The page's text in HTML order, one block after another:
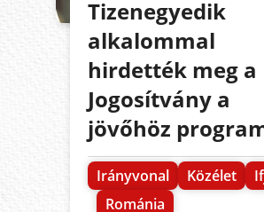
Tizenegyedik
alkalommal
hirdették meg a
Jogosítvány a
jövőhöz
Irányvonal Közélet
Románia